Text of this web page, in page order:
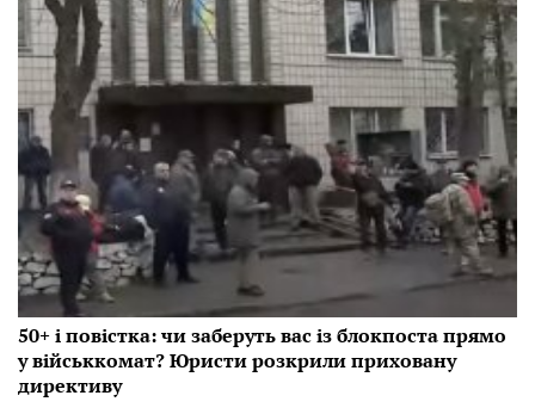
50+ і повістка: чи заберуть вас із блокпоста прямо
у військкомат? Юристи розкрили приховану
директиву